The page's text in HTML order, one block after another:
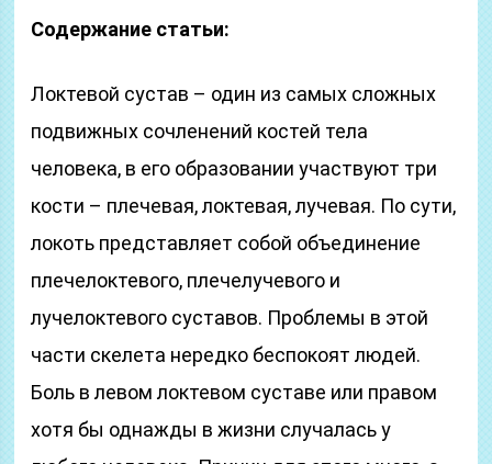
Содержание статьи:
Локтевой сустав – один из самых сложных
подвижных сочленений костей тела
человека, в его образовании участвуют три
кости – плечевая, локтевая, лучевая. По сути,
локоть представляет собой объединение
плечелоктевого, плечелучевого и
лучелоктевого суставов. Проблемы в этой
части скелета нередко беспокоят людей.
Боль в левом локтевом суставе или правом
хотя бы однажды в жизни случалась у